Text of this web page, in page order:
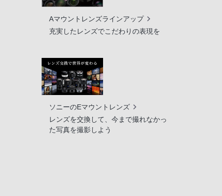
Aマウントレンズラインアップ
充実したレンズでこだわりの表現を
ソニーのEマウントレンズ
レンズを交換して、今まで撮れなかっ
た写真を撮影しよう